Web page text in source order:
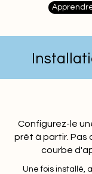
Configurez-le
prêt à partir. Pas
courbe
Une fois installé,